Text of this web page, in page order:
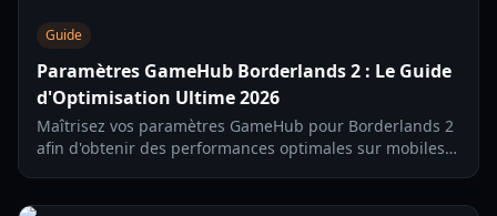
Guide
Paramètres GameHub Borderlands 2 : Le Guide
d'Optimisation Ultime 2026
Maîtrisez vos paramètres GameHub pour Borderlands 2
afin d'obtenir des performances optimales sur mobiles